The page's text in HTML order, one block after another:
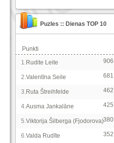
Puzles :: Dienas TOP 10
Punkti
1.Rudite Leite 906
2.Valentīna Seile 681
3.Ruta Štreihfelde 462
4.Ausma Jankalāne 425
5.Viktorija Šilberga (Fjodorova)380
6.Valda Rudīte 352